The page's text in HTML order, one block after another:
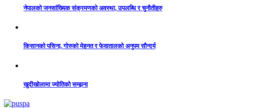
नेपालको जनसांख्यिक संक्रमणको अवस्था, उपलब्धि र चुनौतीहरु
किसानको पसिना, गोरुको मेहनत र फेवातालको अनुपम सौन्दर्य
खुदीखोलामा ज्योतिको सम्झना